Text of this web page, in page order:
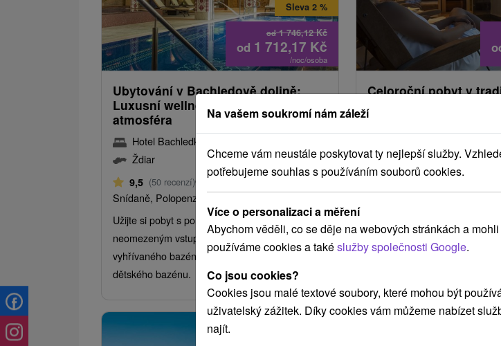
od1 746,12Kč
Sleva 2 %
od 1 712,17 Kč
/noc/osoba
Ubytování v Bachledově dolině:
Luxusní wellness, bazén a příjemná
atmosféra
Hotel Bachledka
Ždiar
9,5 (50 recenzí)Od 1 Noci
Snídaně, Polopenze
Užijte si pobyt s polopenzí, uvítacím drinkem a
neomezeným vstupem do wellness a
vyhřívaného bazénu s mořskou vodou včetně
dětského bazénu.
Celoroční pobyt v
goralském rodinném
vstupem do wellness
Ždiar
Od 1 Noci
a wellnessem. V ceně jsou
živou hudbou, bezplatný
biky.
Na vašem soukromí nám záleží
Chceme vám neustále poskytovat ty nejlepší služby.
potřebujeme souhlas s používáním souborů cookies.
Více o personalizaci a měření
Abychom věděli, co se děje na webových stránkách a
používáme cookies a takéslužby společnosti Google.
Co jsou cookies?
Cookies jsou malé textové soubory, které mohou být
uživatelský zážitek. Díky cookies vám můžeme nabízet
najít.